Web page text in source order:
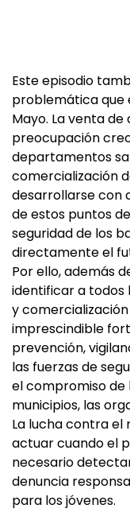
Este episodio
problemática que
Mayo. La venta
preocupación
departamentos
comercialización
desarrollarse con
de estos puntos
seguridad de los
directamente el
Por ello, además
identificar a todos
y
imprescindible
prevención,
las fuerzas de
el compromiso de
municipios, las
La lucha contra
actuar cuando el
necesario
denuncia
para los jóvenes.